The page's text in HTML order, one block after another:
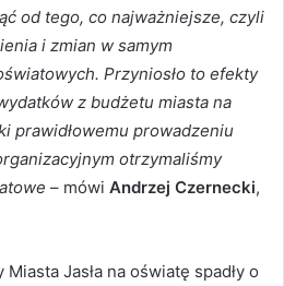
od tego, co najważniejsze, czyli
i zmian w samym
Przyniosło to efekty
z budżetu miasta na
prawidłowemu prowadzeniu
otrzymaliśmy
– mówi Andrzej Czernecki,
Jasła na oświatę spadły o